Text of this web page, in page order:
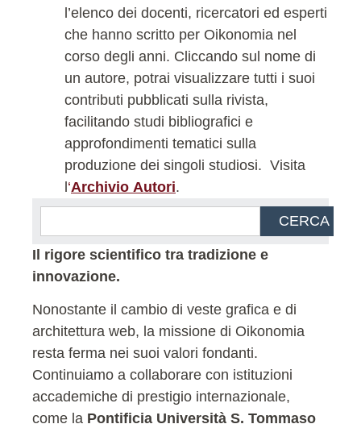
l’elenco dei docenti, ricercatori ed esperti
che hanno scritto per Oikonomia nel
corso degli anni. Cliccando sul nome di
un autore, potrai visualizzare tutti i suoi
contributi pubblicati sulla rivista,
facilitando studi bibliografici e
approfondimenti tematici sulla
produzione dei singoli studiosi. Visita
l‘Archivio Autori.
CERCA
Il rigore scientifico tra tradizione e
innovazione.
Nonostante il cambio di veste grafica e di
architettura web, la missione di Oikonomia
resta ferma nei suoi valori fondanti.
Continuiamo a collaborare con istituzioni
accademiche di prestigio internazionale,
come la Pontificia Università S. Tommaso